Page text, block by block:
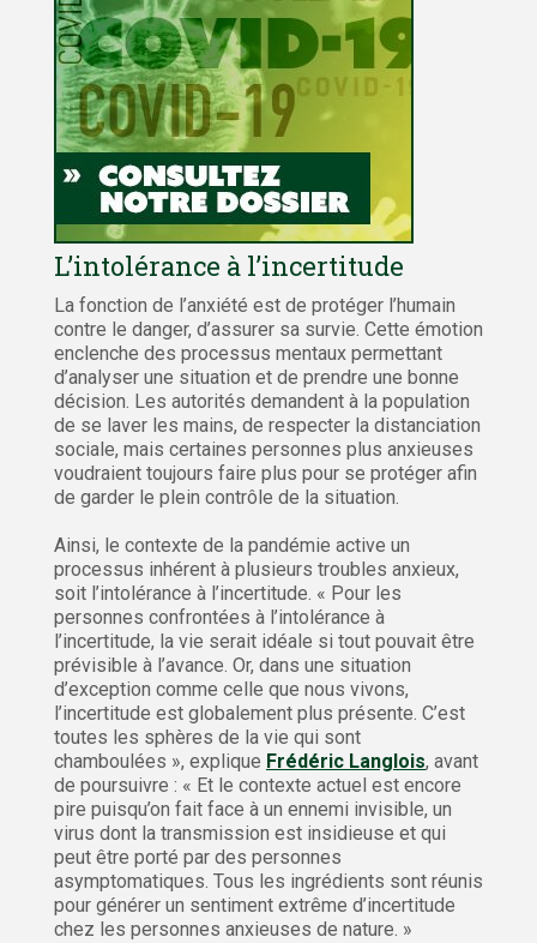
L’intolérance à l’incertitude
La fonction de l’anxiété est de protéger l’humain
contre le danger, d’assurer sa survie. Cette émotion
enclenche des processus mentaux permettant
d’analyser une situation et de prendre une bonne
décision. Les autorités demandent à la population
de se laver les mains, de respecter la distanciation
sociale, mais certaines personnes plus anxieuses
voudraient toujours faire plus pour se protéger afin
de garder le plein contrôle de la situation.
Ainsi, le contexte de la pandémie active un
processus inhérent à plusieurs troubles anxieux,
soit l’intolérance à l’incertitude. « Pour les
personnes confrontées à l’intolérance à
l’incertitude, la vie serait idéale si tout pouvait être
prévisible à l’avance. Or, dans une situation
d’exception comme celle que nous vivons,
l’incertitude est globalement plus présente. C’est
toutes les sphères de la vie qui sont
chamboulées », explique Frédéric Langlois, avant
de poursuivre : « Et le contexte actuel est encore
pire puisqu’on fait face à un ennemi invisible, un
virus dont la transmission est insidieuse et qui
peut être porté par des personnes
asymptomatiques. Tous les ingrédients sont réunis
pour générer un sentiment extrême d’incertitude
chez les personnes anxieuses de nature. »